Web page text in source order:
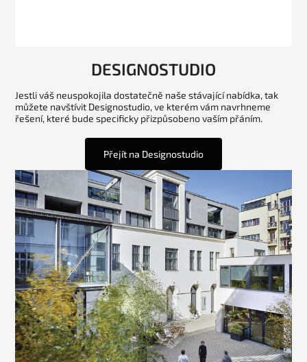
DESIGNOSTUDIO
Jestli váš neuspokojila dostatečně naše stávající nabídka, tak
můžete navštívit Designostudio, ve kterém vám navrhneme
řešení, které bude specificky přizpůsobeno vaším přáním.
Přejít na Designostudio